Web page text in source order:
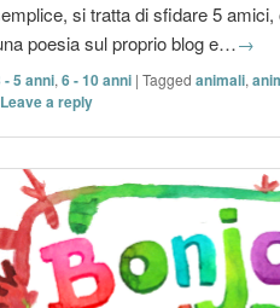
si tratta di sfidare 5
poesia sul proprio blog e…→
- 5 anni, 6 - 10 anni | Tagged animali,
Leave a reply